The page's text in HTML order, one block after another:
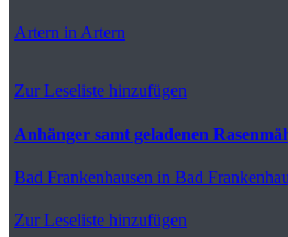
Artern in Artern
Zur Leseliste hinzufügen
Anhänger samt geladenen
Bad Frankenhausen in Bad
Zur Leseliste hinzufügen